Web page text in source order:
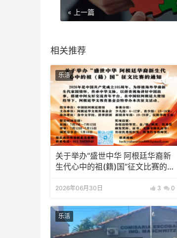
« 上一篇
相关推荐
乐活
关于举办“盛世中华 阿根廷华裔新
生代心中的祖(籍)国”征文比赛的通
2026年06月30日 3 0
乐活